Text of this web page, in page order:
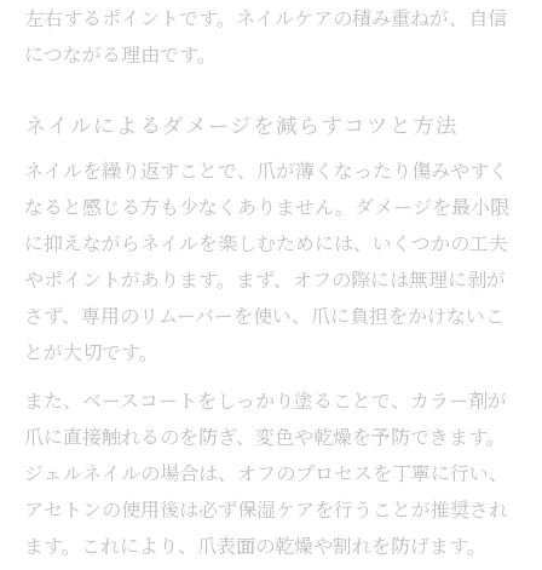
左右するポイントです。ネイルケアの積み重ねが、自信
につながる理由です。
ネイルによるダメージを減らすコツと方法
ネイルを繰り返すことで、爪が薄くなったり傷みやすく
なると感じる方も少なくありません。ダメージを最小限
に抑えながらネイルを楽しむためには、いくつかの工夫
やポイントがあります。まず、オフの際には無理に剥が
さず、専用のリムーバーを使い、爪に負担をかけないこ
とが大切です。
また、ベースコートをしっかり塗ることで、カラー剤が
爪に直接触れるのを防ぎ、変色や乾燥を予防できます。
ジェルネイルの場合は、オフのプロセスを丁寧に行い、
アセトンの使用後は必ず保湿ケアを行うことが推奨され
ます。これにより、爪表面の乾燥や割れを防げます。